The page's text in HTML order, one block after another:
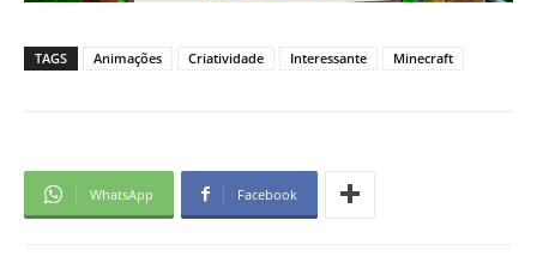
TAGS Animações Criatividade Interessante Minecraft
WhatsApp Facebook